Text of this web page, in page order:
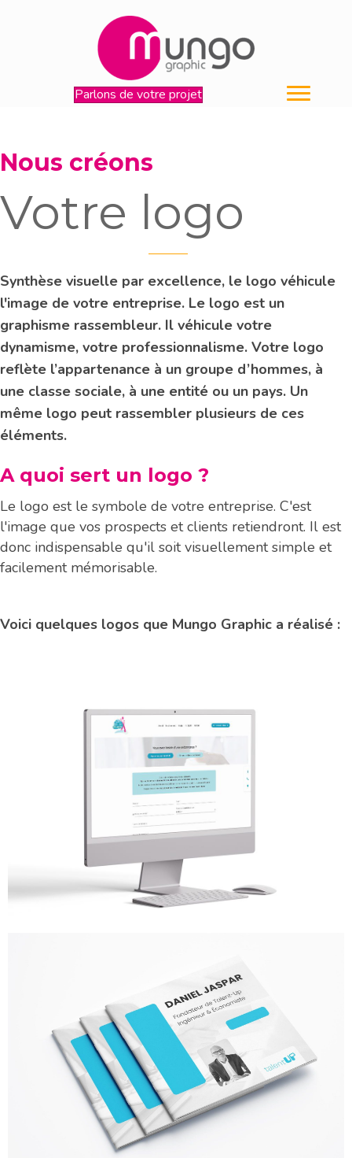
Parlons de votre projet
Nous créons
Votre logo
Synthèse visuelle par excellence, le logo véhicule
l'image de votre entreprise. Le logo est un
graphisme rassembleur. Il véhicule votre
dynamisme, votre professionnalisme. Votre logo
reflète l’appartenance à un groupe d’hommes, à
une classe sociale, à une entité ou un pays. Un
même logo peut rassembler plusieurs de ces
éléments.
A quoi sert un logo ?
Le logo est le symbole de votre entreprise. C'est
l'image que vos prospects et clients retiendront. Il est
donc indispensable qu'il soit visuellement simple et
facilement mémorisable.
Voici quelques logos que Mungo Graphic a réalisé :